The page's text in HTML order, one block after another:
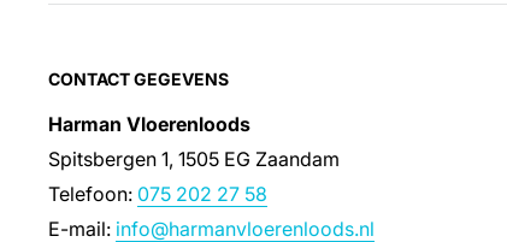
CONTACT GEGEVENS
Harman Vloerenloods
Spitsbergen 1, 1505 EG Zaandam
Telefoon: 075 202 27 58
E-mail: info@harmanvloerenloods.nl